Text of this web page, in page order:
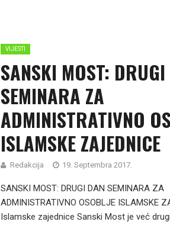
VIJESTI
SANSKI MOST:
SEMINARA ZA
ADMINISTRATIVNO
ISLAMSKE ZAJEDNICE
Redakcija 19. Septembra 2017.
SANSKI MOST: DRUGI DAN SEMINARA ZA
ADMINISTRATIVNO OSOBLJE ISLAMSKE
Islamske zajednice Sanski Most je već